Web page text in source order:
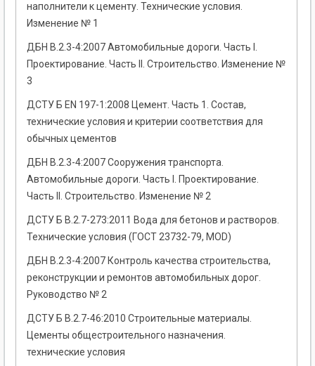
наполнители к цементу. Технические условия.
Изменение № 1
ДБН В.2.3-4:2007 Автомобильные дороги. Часть I.
Проектирование. Часть II. Строительство. Изменение №
3
ДСТУ Б EN 197-1:2008 Цемент. Часть 1. Состав,
технические условия и критерии соответствия для
обычных цементов
ДБН В.2.3-4:2007 Сооружения транспорта.
Автомобильные дороги. Часть I. Проектирование.
Часть II. Строительство. Изменение № 2
ДСТУ Б В.2.7-273:2011 Вода для бетонов и растворов.
Технические условия (ГОСТ 23732-79, MOD)
ДБН В.2.3-4:2007 Контроль качества строительства,
реконструкции и ремонтов автомобильных дорог.
Руководство № 2
ДСТУ Б В.2.7-46:2010 Строительные материалы.
Цементы общестроительного назначения.
технические условия